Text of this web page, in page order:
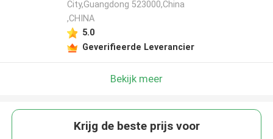
City,Guangdong 523000,China
,CHINA
5.0
Geverifieerde Leverancier
Bekijk meer
Krijg de beste prijs voor